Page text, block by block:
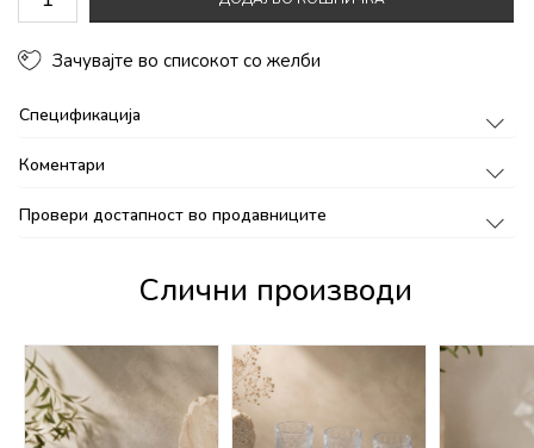
Зачувајте во списокот со желби
Спецификација
Коментари
Провери достапност во продавниците
Слични производи